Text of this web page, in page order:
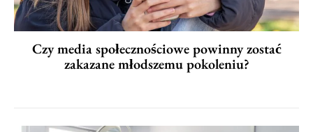
Czy media społecznościowe powinny zostać
zakazane młodszemu pokoleniu?